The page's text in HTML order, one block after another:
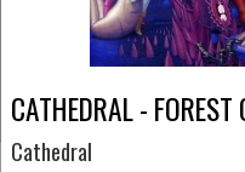
CATHEDRAL -
Cathedral